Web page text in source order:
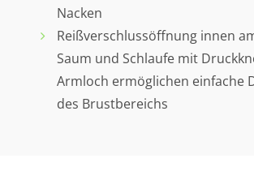
Nacken
Reißverschlussöffnung innen
Saum und Schlaufe mit
Armloch ermöglichen einfache
des Brustbereichs